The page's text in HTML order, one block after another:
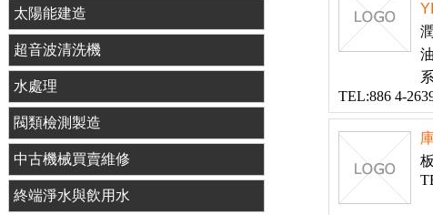
太陽能建造
超音波清洗機
水處理
閥類檢測製造
中古機械買賣維修
終端淨水與飲用水
TEL:886 4-